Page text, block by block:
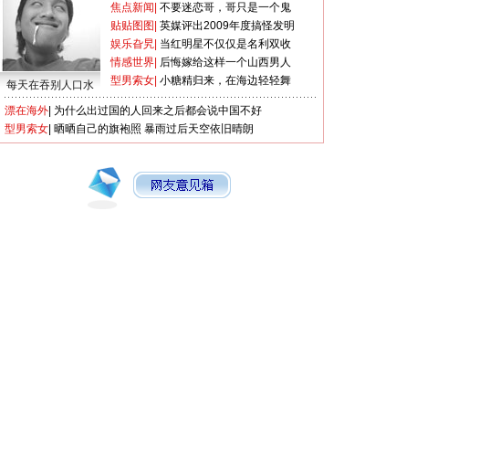
每天在吞别人口水
焦点新闻 不要迷恋哥，哥只是一个鬼
贴贴图图 英媒评出2009年度搞怪发明
娱乐旮旯 当红明星不仅仅是名利双收
情感世界 后悔嫁给这样一个山西男人
型男索女 小糖精归来，在海边轻轻舞
漂在海外 为什么出过国的人回来之后都会说中国不好
型男索女 晒晒自己的旗袍照 暴雨过后天空依旧晴朗